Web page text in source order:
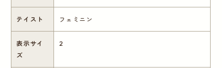
テイスト フェミニン
表示サイ
ズ
2